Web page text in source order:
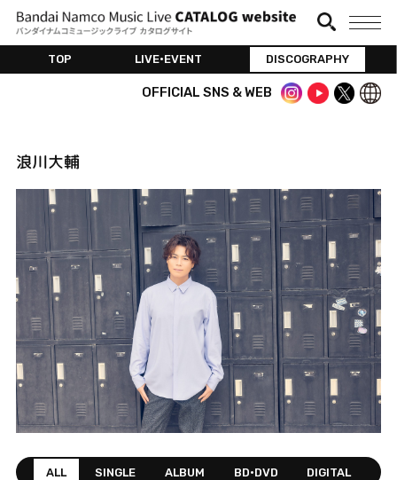
TOP LIVE•EVENT DISCOGRAPHY
OFFICIAL SNS & WEB
浪川大輔
ALL SINGLE ALBUM BD•DVD DIGITAL